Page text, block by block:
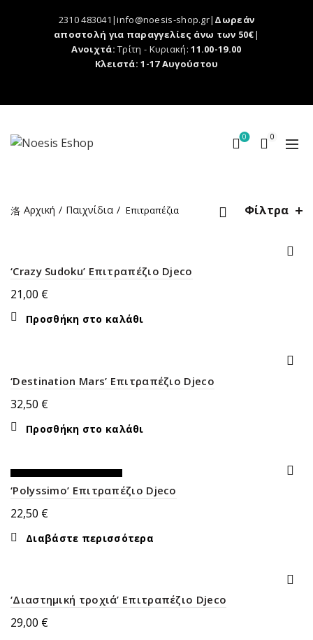
2310 483041|info@noesis-shop.gr| Δωρεάν
αποστολή για παραγγελίες άνω των 50€|
Ανοιχτά:Τρίτη - Κυριακή: 11.00-19.00
Κλειστά: 1-17 Αυγούστου
0 0
Αρχική Παιχνίδια Επιτραπέζια Φίλτρα
‘Crazy Sudoku’ Επιτραπέζιο Djeco
21,00 €
Προσθήκη στο καλάθι
‘Destination Mars’ Επιτραπέζιο Djeco
32,50 €
Προσθήκη στο καλάθι
ΕΚΤΌΣ ΑΠΟΘΈΜΑΤΟΣ
‘Polyssimo’ Επιτραπέζιο Djeco
22,50 €
Διαβάστε περισσότερα
‘Διαστημική τροχιά’ Επιτραπέζιο Djeco
29,00 €